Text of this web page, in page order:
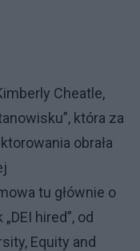
Cheatle,
która za
obrała
tu głównie o
hired”, od
Equity and